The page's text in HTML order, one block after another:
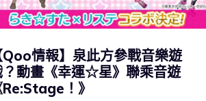
Qoo情報】泉此方參戰音樂遊
？動畫《幸運☆星》聯乘音遊
Re:Stage！》